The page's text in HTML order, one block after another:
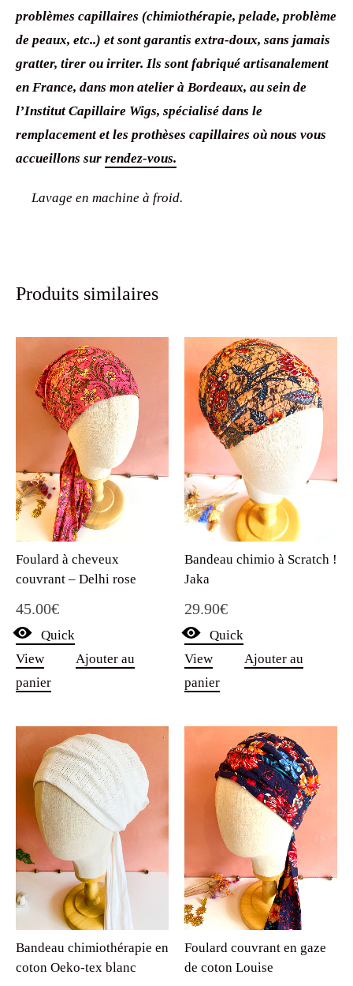
problèmes capillaires (chimiothérapie, pelade, problème
de peaux, etc..) et sont garantis extra-doux, sans jamais
gratter, tirer ou irriter. Ils sont fabriqué artisanalement
en France, dans mon atelier à Bordeaux, au sein de
l’Institut Capillaire Wigs, spécialisé dans le
remplacement et les prothèses capillaires où nous vous
accueillons sur rendez-vous.
Lavage en machine à froid.
Produits similaires
Foulard à cheveux
couvrant – Delhi rose
45.00€
Quick
View
Ajouter au
panier
Bandeau chimio à Scratch !
Jaka
29.90€
Quick
View
Ajouter au
panier
Bandeau chimiothérapie en
coton Oeko-tex blanc
Foulard couvrant en gaze
de coton Louise